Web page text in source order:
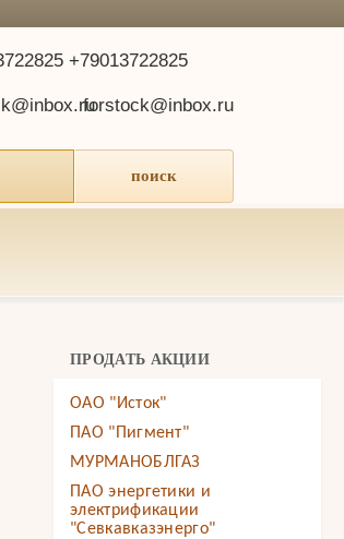
+79013722825
forstock@inbox.ru
поиск
ПРОДАТЬ АКЦИИ
ОАО "Исток"
ПАО "Пигмент"
МУРМАНОБЛГАЗ
ПАО энергетики и
электрификации
"Севкавказэнерго"